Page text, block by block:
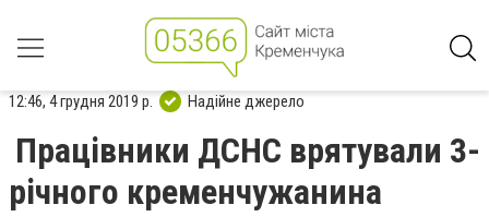
12:46, 4 грудня 2019 р. Надійне джерело
Працівники ДСНС врятували 3-
річного кременчужанина